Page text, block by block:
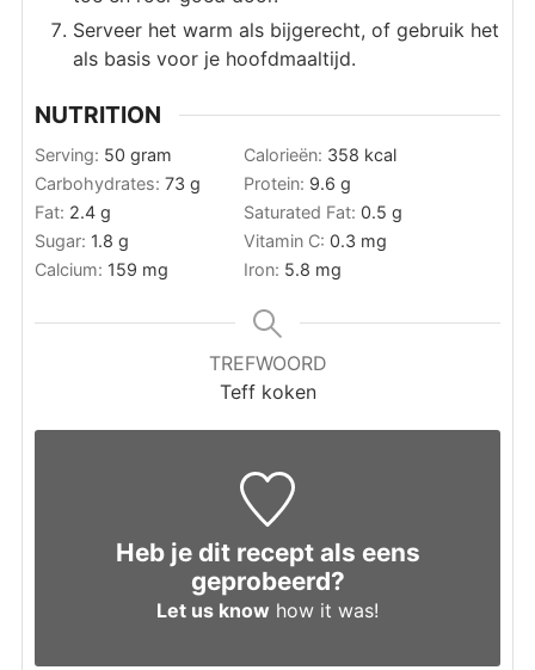
Serveer het warm als bijgerecht, of gebruik het
als basis voor je hoofdmaaltijd.
NUTRITION
Serving: 50 gram Calorieën: 358 kcal
Carbohydrates: 73 g Protein: 9.6 g
Fat: 2.4 g Saturated Fat: 0.5 g
Sugar: 1.8 g Vitamin C: 0.3 mg
Calcium: 159 mg Iron: 5.8 mg
TREFWOORD
Teff koken
Heb je dit recept als eens
geprobeerd?
Let us know how it was!